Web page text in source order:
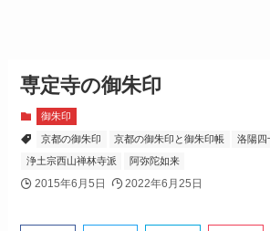
専定寺の御朱印
御朱印
京都の御朱印 京都の御朱印と御朱印帳 洛陽四
浄土宗西山禅林寺派 阿弥陀如来
2015年6月5日 2022年6月25日